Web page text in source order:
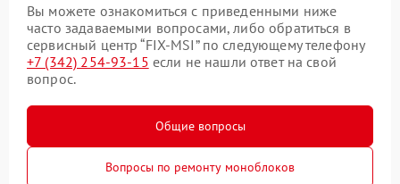
Вы можете ознакомиться с приведенными ниже
часто задаваемыми вопросами, либо обратиться в
сервисный центр “FIX-MSI” по следующему телефону
+7 (342) 254-93-15 если не нашли ответ на свой
вопрос.
Общие вопросы
Вопросы по ремонту моноблоков